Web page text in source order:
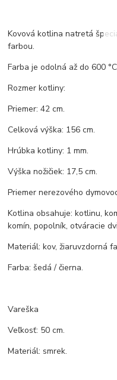
Kovová kotlina natretá
farbou.
Farba je odolná až do 600
Rozmer kotliny:
Priemer: 42 cm.
Celková výška: 156 cm.
Hrúbka kotliny: 1 mm.
Výška nožičiek: 17,5 cm.
Priemer nerezového
Kotlina obsahuje: kotlinu,
komín, popolník, otváracie
Materiál: kov, žiaruvzdorná
Farba: šedá / čierna.
Vareška
Veľkosť: 50 cm.
Materiál: smrek.